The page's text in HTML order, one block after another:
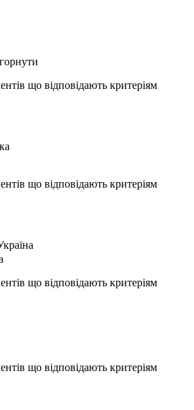
що відповідають критеріям
що відповідають критеріям
що відповідають критеріям
що відповідають критеріям